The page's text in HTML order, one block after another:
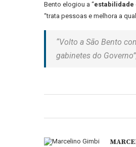
Bento elogiou a “estabilidade
“trata pessoas e melhora a
“Volto a São Bento
gabinetes do